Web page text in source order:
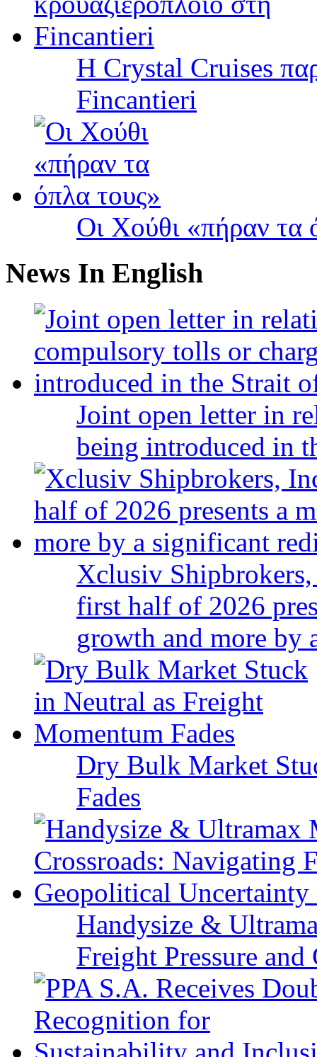
Η Crystal Cruises
Fincantieri
Οι Χούθι «πήραν τα
News In English
Joint open letter in
being introduced in
Xclusiv
first half of 2026
growth and more
Dry Bulk Market
Fades
Handysize &
Freight Pressure